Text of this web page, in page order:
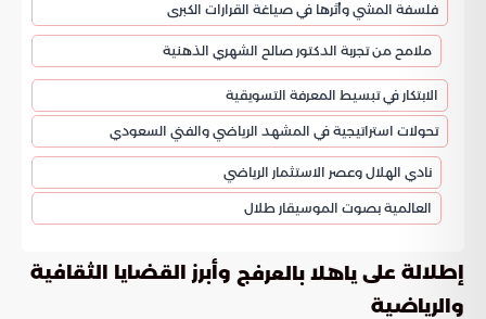
فلسفة المشي وأثرها في صياغة القرارات الكبرى
ملامح من تجربة الدكتور صالح الشهري الذهنية
الابتكار في تبسيط المعرفة التسويقية
تحولات استراتيجية في المشهد الرياضي والفني السعودي
نادي الهلال وعصر الاستثمار الرياضي
العالمية بصوت الموسيقار طلال
إطلالة على ياهلا بالعرفج وأبرز القضايا الثقافية
والرياضية